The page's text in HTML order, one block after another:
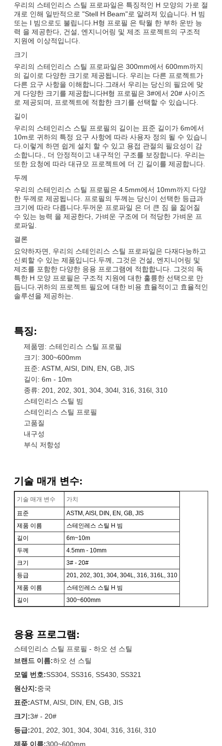
우리의 스테인리스 스틸 프로파일은 특징적인 H 모양의 가로 절
개로 인해 일반적으로 "Stell H Beam"로 알려져 있습니다. H 빔
또는 I 빔으로도 불립니다.H형 프로필 은 탁월 한 부하 운반 능
력 을 제공한다, 건설, 엔지니어링 및 제조 프로젝트의 구조적
지원에 이상적입니다.
크기
우리의 스테인리스 스틸 프로파일은 300mm에서 600mm까지
의 길이로 다양한 크기로 제공됩니다. 우리는 다른 프로젝트가
다른 요구 사항을 이해합니다.그래서 우리는 당신의 필요에 맞
게 다양한 크기를 제공합니다H형 프로필은 3#에서 20# 사이즈
로 제공되며, 프로젝트에 적합한 크기를 선택할 수 있습니다.
길이
우리의 스테인리스 스틸 프로필의 길이는 표준 길이가 6m에서
10m로 귀하의 특정 요구 사항에 따라 사용자 정의 될 수 있습니
다.이렇게 하면 쉽게 설치 할 수 있고 용접 관절의 필요성이 감
소합니다., 더 안정적이고 내구적인 구조를 보장합니다. 우리는
또한 요청에 따라 대규모 프로젝트에 더 긴 길이를 제공합니다.
두께
우리의 스테인리스 스틸 프로필은 4.5mm에서 10mm까지 다양
한 두께로 제공됩니다. 프로필의 두께는 당신이 선택한 등급과
크기에 따라 다릅니다.두꺼운 프로파일 은 더 큰 짐 을 짊어질
수 있는 능력 을 제공한다, 가벼운 구조에 더 적당한 가벼운 프
로파일.
결론
요약하자면, 우리의 스테인리스 스틸 프로파일은 다재다능하고
신뢰할 수 있는 제품입니다.두께, 그것은 건설, 엔지니어링 및
제조를 포함한 다양한 응용 프로그램에 적합합니다. 그것의 독
특한 H 모양 프로필은 구조적 지원에 대한 훌륭한 선택으로 만
듭니다.귀하의 프로젝트 필요에 대한 비용 효율적이고 효율적인
솔루션을 제공하는.
특징:
제품명: 스테인리스 스틸 프로필
크기: 300~600mm
표준: ASTM, AISI, DIN, EN, GB, JIS
길이: 6m - 10m
종류: 201, 202, 301, 304, 304l, 316, 316l, 310
스테인리스 스틸 빔
스테인리스 스틸 프로필
고품질
내구성
부식 저항성
기술 매개 변수:
기술 매개 변수
가치
표준
ASTM, AISI, DIN, EN, GB, JIS
제품 이름
스테인레스 스틸 H 빔
길이
6m~10m
두께
4.5mm - 10mm
크기
3# - 20#
등급
201, 202, 301, 304, 304L, 316, 316L, 310
제품 이름
스테인레스 스틸 H 빔
길이
300~600mm
응용 프로그램:
스테인리스 스틸 프로필 - 하오 션 스틸
브랜드 이름:하오 션 스틸
모델 번호:SS304, SS316, SS430, SS321
원산지:중국
표준:ASTM, AISI, DIN, EN, GB, JIS
크기:3# - 20#
등급:201, 202, 301, 304, 304l, 316, 316l, 310
제품 이름:300~600mm